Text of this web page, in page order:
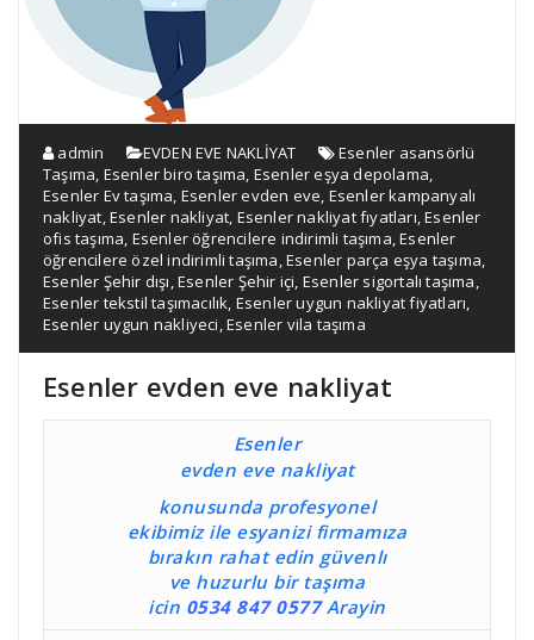
admin EVDEN EVE NAKLİYAT
Esenler asansörlü
Taşıma, Esenler biro taşıma, Esenler eşya depolama,
Esenler Ev taşıma, Esenler evden eve, Esenler kampanyalı
nakliyat,Esenler nakliyat, Esenler nakliyat fıyatları,Esenler
ofis taşıma, Esenler öğrencilere indirimli taşıma,Esenler
öğrencilere özel indirimli taşıma,Esenler parça eşya taşıma,
Esenler Şehir dışı,Esenler Şehir içi, Esenler sigortalı taşıma,
Esenler tekstil taşımacılık, Esenler uygun nakliyat fiyatları,
Esenler uygun nakliyeci,Esenler vila taşıma
Esenler evden eve nakliyat
Esenler
evden eve nakliyat
konusunda profesyonel
ekibimiz ile esyanizi firmamıza
bırakın rahat edin güvenlı
ve huzurlu bir taşıma
icin 0534 847 0577Arayin